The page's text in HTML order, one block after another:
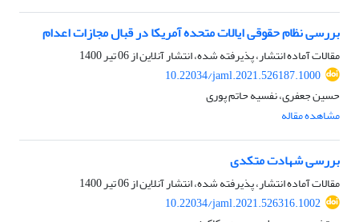
بررسی نظام حقوقی ایالات متحده آمریکا در قبال مجازات اعدام
مقالات آماده انتشار، پذیرفته شده، انتشار آنلاین از06 تیر 1400
10.22034/jaml.2021.526187.1000
حسین جعفری، نفسیه حاتم پوری
مشاهده مقاله
بررسی شهادت متکدی
مقالات آماده انتشار، پذیرفته شده، انتشار آنلاین از06 تیر 1400
10.22034/jaml.2021.526316.1002